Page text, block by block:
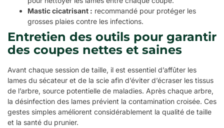
Mastic cicatrisant : recommandé pour protéger les
grosses plaies contre les infections.
Entretien des outils pour garantir
des coupes nettes et saines
Avant chaque session de taille, il est essentiel d’affûter les
lames du sécateur et de la scie afin d’éviter d’écraser les tissus
de l’arbre, source potentielle de maladies. Après chaque arbre,
la désinfection des lames prévient la contamination croisée. Ces
gestes simples améliorent considérablement la qualité de taille
et la santé du prunier.